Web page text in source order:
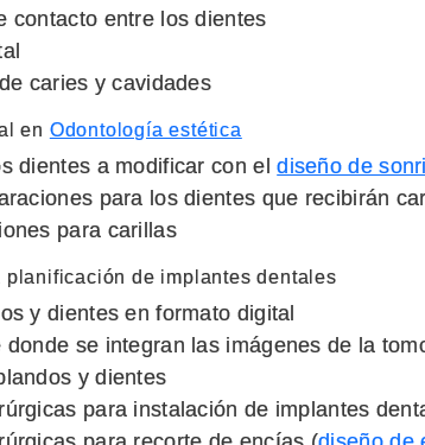
contacto entre los dientes
caries y cavidades
en Odontología estética
dientes a modificar con eldiseño de
para los dientes que recibirán
para carillas
de implantes dentales
y dientes en formato digital
se integran las imágenes de la
y dientes
para instalación de implantes